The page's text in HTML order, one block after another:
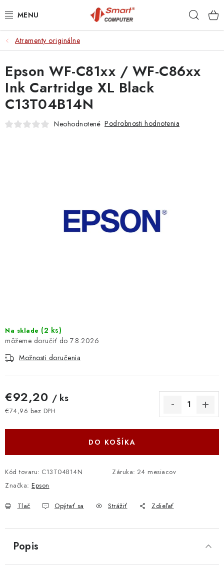
na
NOTEBOOKY
MOBILNÉ ZARIADENIA
PC A KOMPONENTY
PERIFÉRIE
: TOP PRODUKTY
: NOVÉ PRODUKTY
Obchodné podmienky
Napíšte nám
Atramenty originálne
Na sklade (2 ks)
7.8.2026
Možnosti doručenia
€92,20 / ks
€74,96 bez DPH
DO KOŠÍKA
Kód tovaru: C13T04B14N Záruka: 24 mesiacov
Značka: Epson
Tlač Opýtať sa Strážiť Zdieľať
Epson WF-C81xx / WF-C86xx
Ink Cartridge XL Black
C13T04B14N
Neohodnotené Podrobnosti hodnotenia
Popis